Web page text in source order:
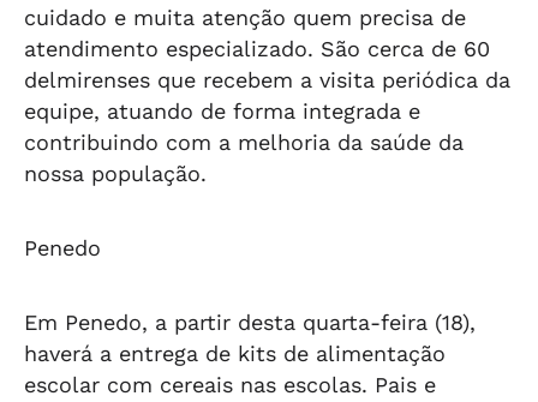
cuidado e muita atenção quem precisa de
atendimento especializado. São cerca de 60
delmirenses que recebem a visita periódica da
equipe, atuando de forma integrada e
contribuindo com a melhoria da saúde da
nossa população.
Penedo
Em Penedo, a partir desta quarta-feira (18),
haverá a entrega de kits de alimentação
escolar com cereais nas escolas. Pais e